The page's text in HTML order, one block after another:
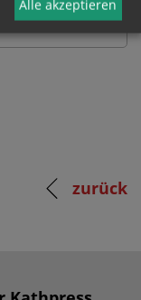
zurück
Alle akzeptieren